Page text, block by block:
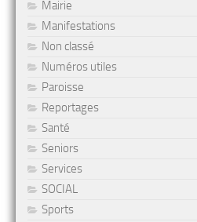
Mairie
Manifestations
Non classé
Numéros utiles
Paroisse
Reportages
Santé
Seniors
Services
SOCIAL
Sports